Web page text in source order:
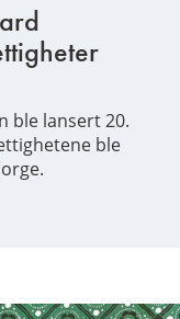
ble lansert 20.
ble